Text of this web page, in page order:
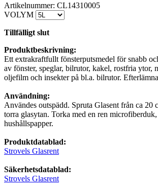
Artikelnummer: CL14310005
VOLYM
Tillfälligt slut
Produktbeskrivning:
Ett extrakraftfullt fönsterputsmedel för snabb
av fönster, speglar, bilrutor, kakel, rostfria ytor,
oljefilm och insekter på bl.a. bilrutor.
Användning:
Användes outspädd. Spruta Glasent från ca 20
torra glasytan. Torka med en ren
hushållspapper.
Produktdatablad:
Strovels Glasrent
Säkerhetsdatablad:
Strovels Glasrent